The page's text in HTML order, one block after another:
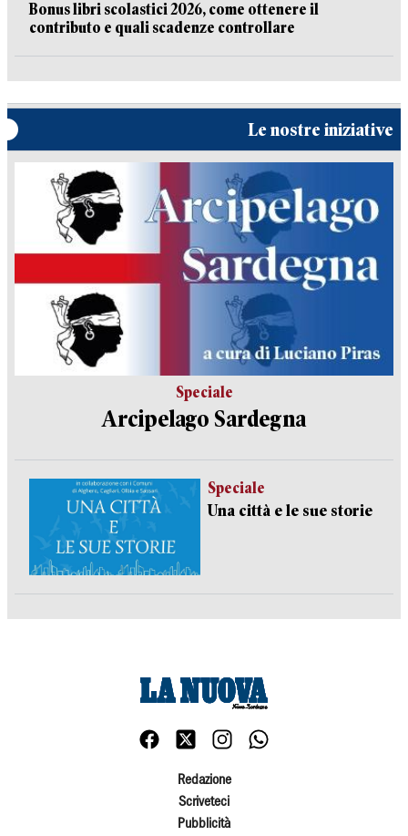
Bonus libri scolastici 2026, come ottenere il
contributo e quali scadenze controllare
Le nostre iniziative
Speciale
Arcipelago Sardegna
Speciale
Una città e le sue storie
Redazione
Scriveteci
Pubblicità